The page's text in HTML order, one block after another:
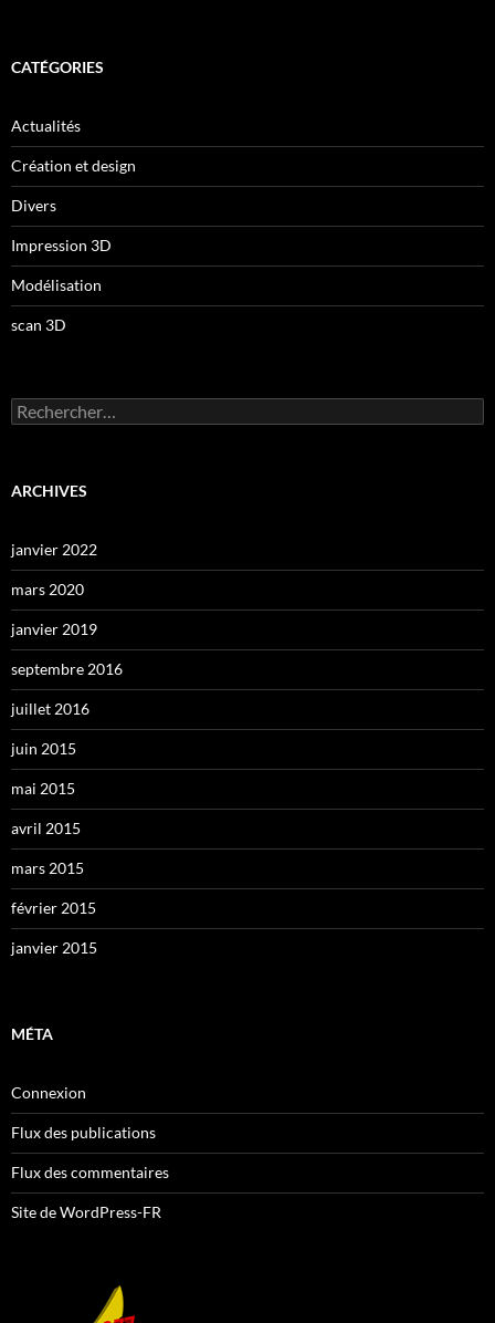
CATÉGORIES
Actualités
Création et design
Divers
Impression 3D
Modélisation
scan 3D
Rechercher :
ARCHIVES
janvier 2022
mars 2020
janvier 2019
septembre 2016
juillet 2016
juin 2015
mai 2015
avril 2015
mars 2015
février 2015
janvier 2015
MÉTA
Connexion
Flux des publications
Flux des commentaires
Site de WordPress-FR